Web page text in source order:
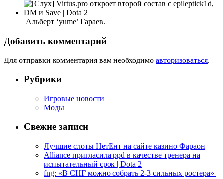
Альберт ‘yume’ Гараев.
Добавить комментарий
Для отправки комментария вам необходимо авторизоваться.
Рубрики
Игровые новости
Моды
Свежие записи
Лучшие слоты НетЕнт на сайте казино Фараон
Alliance пригласила ppd в качестве тренера на
испытательный срок | Dota 2
fng: «В СНГ можно собрать 2-3 сильных ростера» |